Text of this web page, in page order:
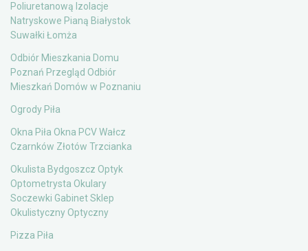
Poliuretanową Izolacje
Natryskowe Pianą Białystok
Suwałki Łomża
Odbiór Mieszkania Domu
Poznań Przegląd Odbiór
Mieszkań Domów w Poznaniu
Ogrody Piła
Okna Piła Okna PCV Wałcz
Czarnków Złotów Trzcianka
Okulista Bydgoszcz Optyk
Optometrysta Okulary
Soczewki Gabinet Sklep
Okulistyczny Optyczny
Pizza Piła